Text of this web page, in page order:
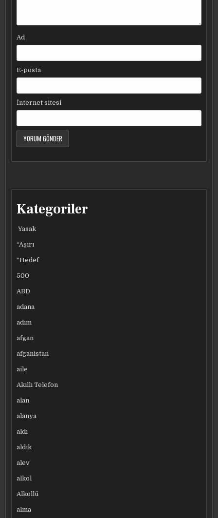
Ad
E-posta
İnternet sitesi
Kategoriler
Yasak
“Aşırı
“Hedef
500
ABD
adana
adım
afgan
afganistan
aile
Akıllı Telefon
alan
alanya
aldı
aldık
alev
alkol
Alkollü
alma